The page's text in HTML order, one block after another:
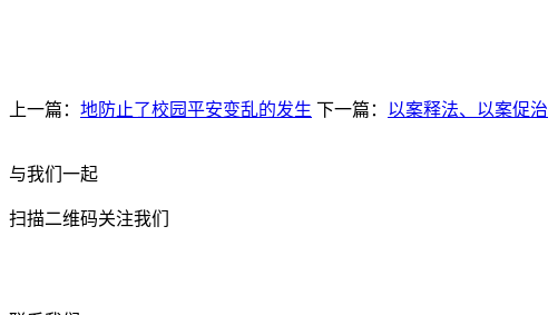
上一篇： 地防止了校园平安变乱的发生 下一篇： 以案释法、以案促治
与我们一起
扫描二维码关注我们